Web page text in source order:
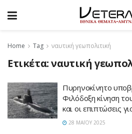
Home Tag ναυτική γεωπολιτική
Ετικέτα:ναυτική
Πυρηνοκίνητο
Φιλόδοξη κίνηση
και οι επιπτώσεις
28 ΜΑΪ́ΟΥ 2025